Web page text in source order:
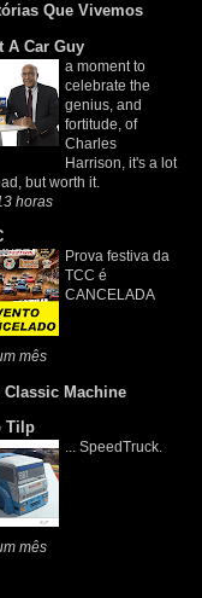
Que Vivemos
A Car Guy
a moment to
celebrate the
genius, and
fortitude, of
Charles
Harrison, it's a lot
but worth it.
horas
Prova festiva da
TCC é
CANCELADA
mês
Classic Machine
Tilp
... SpeedTruck.
mês